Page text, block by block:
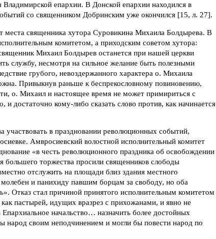
епархии. В Донской епархии находился в
со священником Добринским уже окончился [15, л. 27].
священника хутора Суровикина Михаила Болдырева. В
комитетом, а приходским советом хутора:
Михаил Болдырев останется при нашей церкви
службу, несмотря на сильное желание быть полезными
грубого, невоздержанного характера о. Михаила
Привыкнув раньше к беспрекословному повиновению,
о. Михаил и настоящее время не может примириться с
достаточно кому-либо сказать слово против, как начинается
участвовать в праздновании революционных событий,
Амвросиевский волостной исполнительный комитет
«в честь революционного праздника об освобождении
торжества просили священников слободы
отслужить на площади близ здания местного
молебен и панихиду павшим борцам за свободу, но оба
Отказ стал причиной принятого исполнительным комитетом
пастырей, идущих вразрез с прихожанами, и явно не
начальство… назначить более достойных
народ своим неподчинением и могли бы повести народ по